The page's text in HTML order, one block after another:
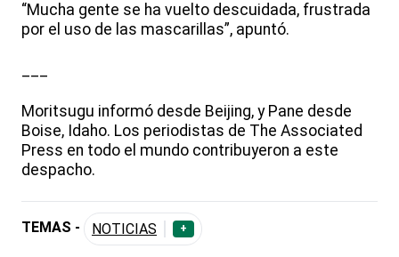
“Mucha gente se ha vuelto descuidada, frustrada
por el uso de las mascarillas”, apuntó.
___
Moritsugu informó desde Beijing, y Pane desde
Boise, Idaho. Los periodistas de The Associated
Press en todo el mundo contribuyeron a este
despacho.
TEMAS - NOTICIAS +